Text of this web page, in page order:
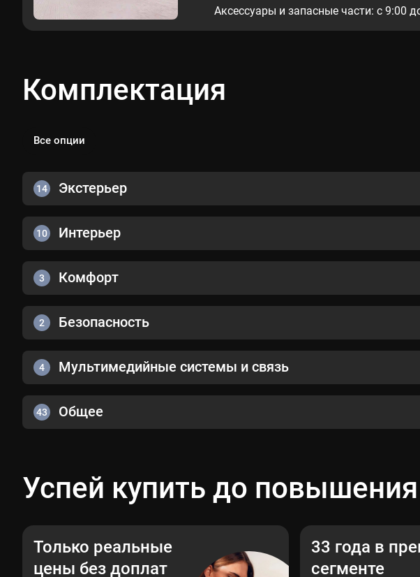
Аксессуары и запасные части: с 9:00
Комплектация
Все опции
14 Экстерьер
10 Интерьер
3 Комфорт
2 Безопасность
4 Мультимедийные системы и связь
43 Общее
Успей купить до
Только реальные
цены без доплат
33 года в
сегменте